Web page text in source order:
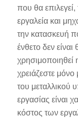
που θα
εργαλεία και
την κατασκευή
ένθετο δεν
χρησιμοποιηθεί
χρειάζεστε
του μεταλλικού
εργασίας είναι
κόστος των